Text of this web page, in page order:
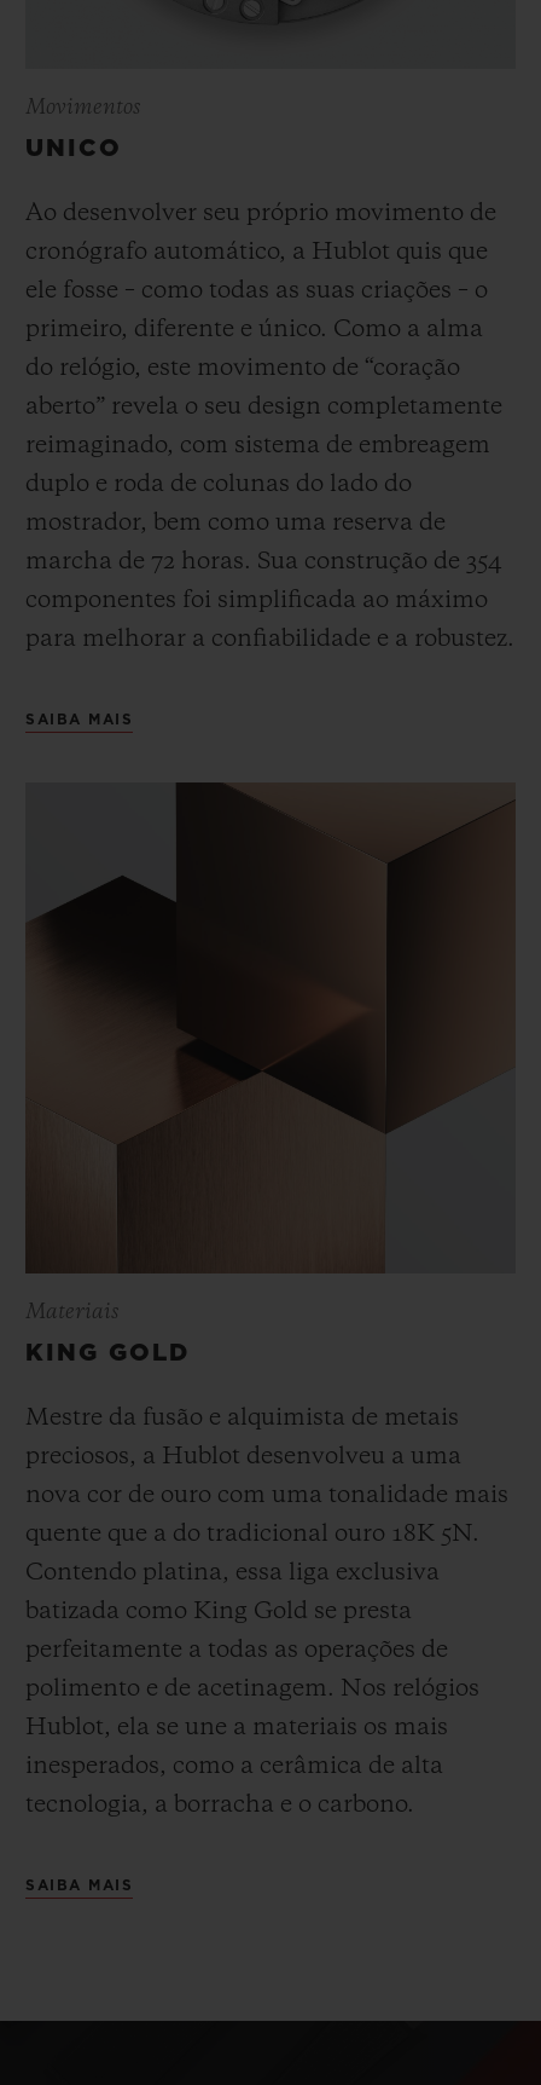
Movimentos
UNICO
Ao desenvolver seu próprio movimento de
cronógrafo automático, a Hublot quis que
ele fosse – como todas as suas criações – o
primeiro, diferente e único. Como a alma
do relógio, este movimento de “coração
aberto” revela o seu design completamente
reimaginado, com sistema de embreagem
duplo e roda de colunas do lado do
mostrador, bem como uma reserva de
marcha de 72 horas. Sua construção de 354
componentes foi simplificada ao máximo
para melhorar a confiabilidade e a robustez.
SAIBA MAIS
Materiais
KING GOLD
Mestre da fusão e alquimista de metais
preciosos, a Hublot desenvolveu a uma
nova cor de ouro com uma tonalidade mais
quente que a do tradicional ouro 18K 5N.
Contendo platina, essa liga exclusiva
batizada como King Gold se presta
perfeitamente a todas as operações de
polimento e de acetinagem. Nos relógios
Hublot, ela se une a materiais os mais
inesperados, como a cerâmica de alta
tecnologia, a borracha e o carbono.
SAIBA MAIS